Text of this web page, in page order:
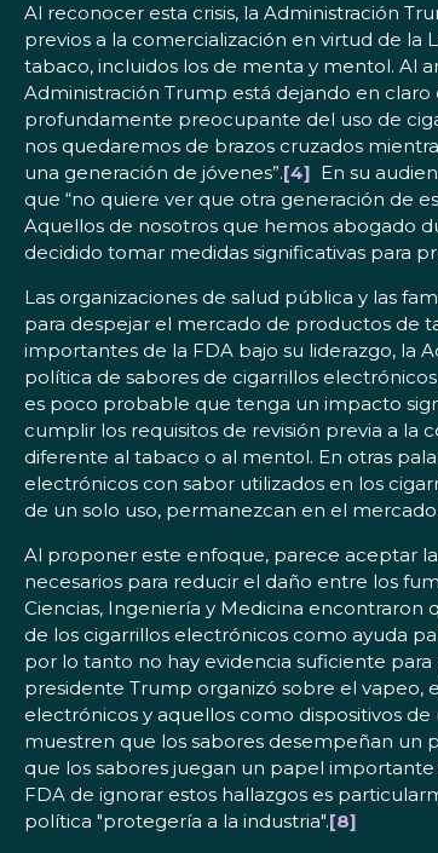
Al reconocer esta crisis, la Administración
previos a la comercialización en virtud de la
tabaco, incluidos los de menta y mentol. Al
Administración Trump está dejando en
profundamente preocupante del uso de
nos quedaremos de brazos cruzados
una generación de jóvenes”.[4] En su
que “no quiere ver que otra generación de
Aquellos de nosotros que hemos abogado
decidido tomar medidas significativas para
Las organizaciones de salud pública y las
para despejar el mercado de productos de
importantes de la FDA bajo su liderazgo, la
política de sabores de cigarrillos
es poco probable que tenga un impacto
cumplir los requisitos de revisión previa a la
diferente al tabaco o al mentol. En otras
electrónicos con sabor utilizados en los
de un solo uso, permanezcan en el
Al proponer este enfoque, parece aceptar
necesarios para reducir el daño entre los
Ciencias, Ingeniería y Medicina encontraron
de los cigarrillos electrónicos como ayuda
por lo tanto no hay evidencia suficiente
presidente Trump organizó sobre el vapeo,
electrónicos y aquellos como dispositivos
muestren que los sabores desempeñan un
que los sabores juegan un papel
FDA de ignorar estos hallazgos es
política "protegería a la industria".[8]